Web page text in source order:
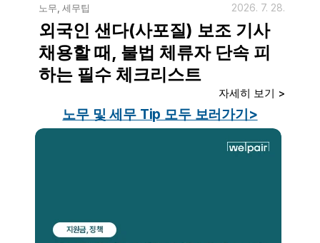
노무, 세무팁 2026. 7. 28.
외국인 샌다(사포질) 보조 기사
채용할 때, 불법 체류자 단속 피
하는 필수 체크리스트
자세히 보기 >
노무 및 세무 Tip 모두 보러가기>